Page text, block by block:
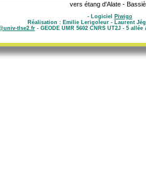
vers étang d'Alate -
- Logiciel
Piwigo
Réalisation : Emilie Lerigoleur - Laurent
tlse2.fr- GEODE UMR 5602 CNRS UT2J - 5